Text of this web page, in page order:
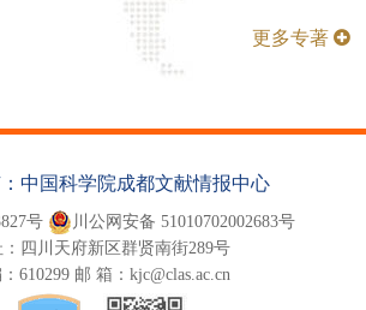
更多专著
中国科学院成都文献情报中心
号
川公网安备 51010702002683号
四川天府新区群贤南街289号
610299 邮 箱：kjc@clas.ac.cn